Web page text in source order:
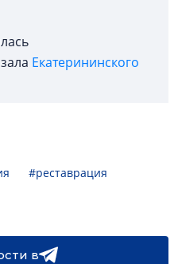
Екатерининского
#реставрация
в